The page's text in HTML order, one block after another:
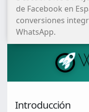
de Facebook en
conversiones
WhatsApp.
Introducción